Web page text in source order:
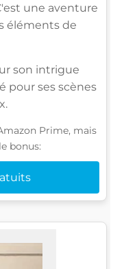
une aventure
éléments de
son intrigue
pour ses scènes
Prime, mais
bonus: